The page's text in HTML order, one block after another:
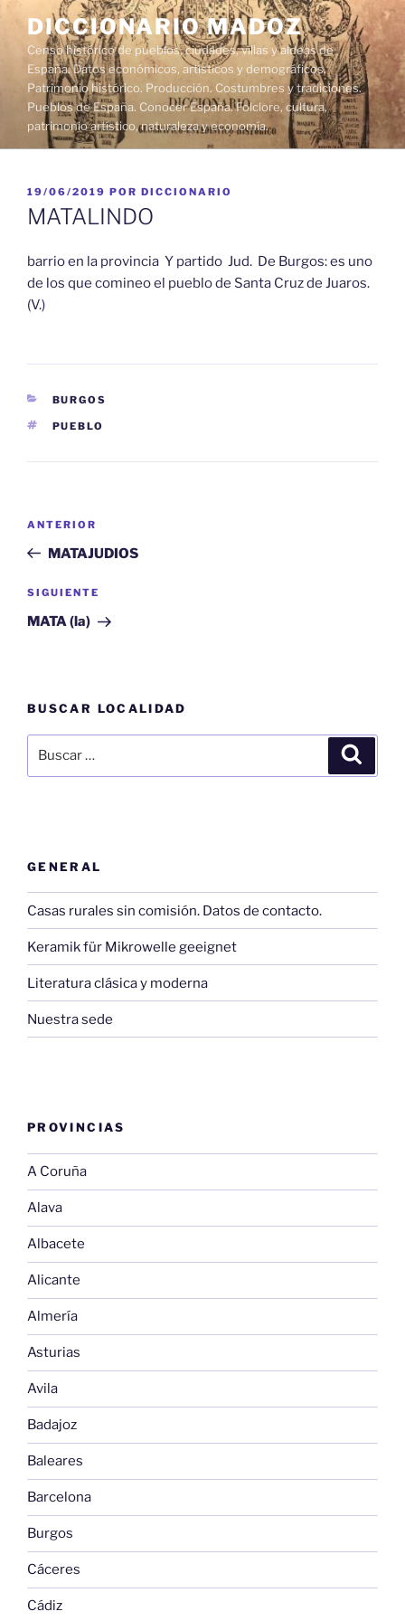
contenido
DICCIONARIO MADOZ
Censo histórico de pueblos, ciudades, villas y aldeas de
España. Datos económicos, artísticos y demográficos.
Patrimonio histórico. Producción. Costumbres y tradiciones.
Pueblos de España. Conocer España. Folclore, cultura,
patrimonio artístico, naturaleza y economía.
PUBLICADO
EL
19/06/2019 POR DICCIONARIO
MATALINDO
barrio en la provincia Y partido Jud. De Burgos: es uno
de los que comineo el pueblo de Santa Cruz de Juaros.
(V.)
CATEGORÍAS
BURGOS
ETIQUETAS
PUEBLO
entradas
Entrada
anterior:
ANTERIOR
MATAJUDIOS
Siguiente
entrada
SIGUIENTE
MATA (la)
BUSCAR LOCALIDAD
por:
GENERAL
Casas rurales sin comisión. Datos de contacto.
Keramik für Mikrowelle geeignet
Literatura clásica y moderna
Nuestra sede
PROVINCIAS
A Coruña
Alava
Albacete
Alicante
Almería
Asturias
Avila
Badajoz
Baleares
Barcelona
Burgos
Cáceres
Cádiz